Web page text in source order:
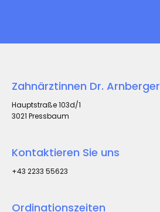
Zahnärztinnen Dr. Arnberger
Hauptstraße 103d/1
3021 Pressbaum
Kontaktieren Sie uns
+43 2233 55623
Ordinationszeiten